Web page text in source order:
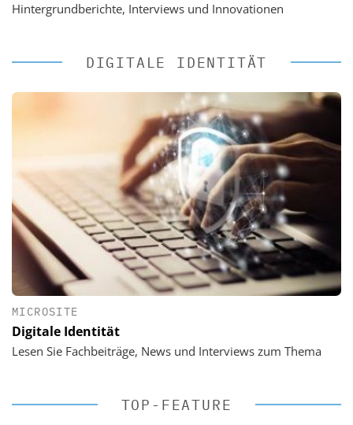
Hintergrundberichte, Interviews und Innovationen
DIGITALE IDENTITÄT
MICROSITE
Digitale Identität
Lesen Sie Fachbeiträge, News und Interviews zum Thema
TOP-FEATURE